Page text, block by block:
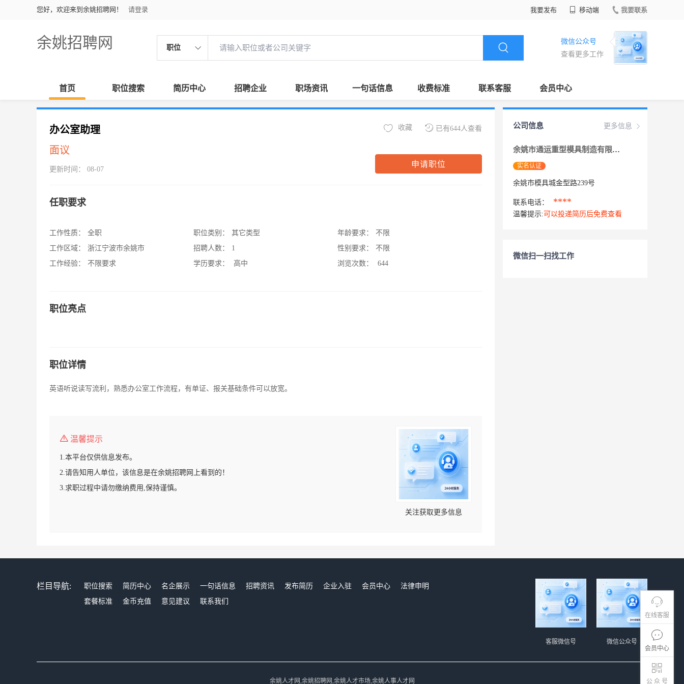
您好，欢迎来到余姚招聘网！ 请登录 我要发布 移动端 我要联系
余姚招聘网 职位
微信公众号
查看更多工作
首页 职位搜索 简历中心 招聘企业 职场资讯 一句话信息 收费标准 联系客服 会员中心
在线客服
会员中心
公 众 号
办公室助理
面议
更新时间： 08-07
已有644人查看
收藏
申请职位
任职要求
工作性质：
全职
工作区域：
浙江宁波市余姚市
工作经验：
不限要求
职位类别：
其它类型
招聘人数：
1
学历要求：
高中
年龄要求：
不限
性别要求：
不限
浏览次数：
644
职位亮点
职位详情
英语听说读写流利，熟悉办公室工作流程，有单证、报关基础条件可以放宽。
温馨提示
1.本平台仅供信息发布。
2.请告知用人单位，该信息是在余姚招聘网上看到的！
3.求职过程中请勿缴纳费用,保持谨慎。
关注获取更多信息
更多信息
公司信息
余姚市通运重型模具制造有限公司
实名认证
余姚市模具城金型路239号
联系电话： ****
温馨提示: 可以投递简历后免费查看
微信扫一扫找工作
栏目导航: 职位搜索 简历中心 名企展示 一句话信息 招聘资讯 发布简历 企业入驻 会员中心
法律申明
套餐标准
金币充值 意见建议 联系我们
微信公众号
客服微信号
余姚人才网,余姚招聘网,余姚人才市场,余姚人事人才网